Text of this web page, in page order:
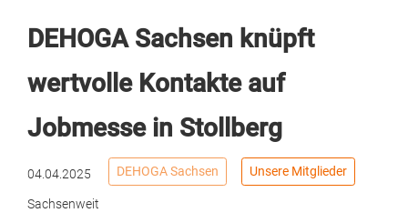
DEHOGA Sachsen knüpft
wertvolle Kontakte auf
Jobmesse in Stollberg
04.04.2025 DEHOGA Sachsen Unsere Mitglieder
Sachsenweit